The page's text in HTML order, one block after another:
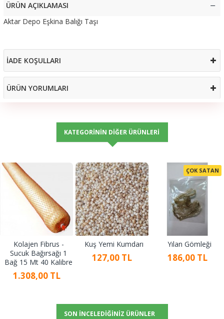
ÜRÜN AÇIKLAMASI
Aktar Depo Eşkina Balığı Taşı
İADE KOŞULLARI
ÜRÜN YORUMLARI
KATEGORININ DIĞER ÜRÜNLERI
Kolajen Fibrus -
Sucuk Bağırsağı 1
Bağ 15 Mt 40 Kalibre
1.308,00 TL
Kuş Yemi Kumdarı
127,00 TL
ÇOK SATAN
Yılan Gömleği
186,00 TL
SON İNCELEDIĞINIZ ÜRÜNLER